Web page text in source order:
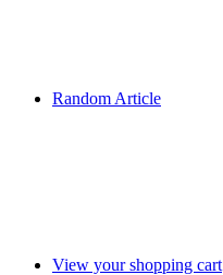
Random Article
View your shopping cart